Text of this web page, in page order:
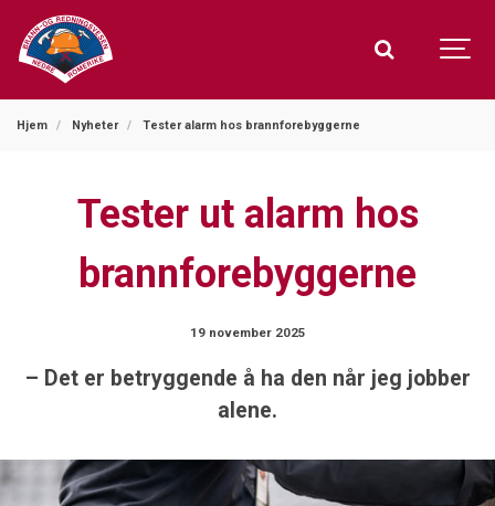
Hjem Nyheter Tester alarm hos brannforebyggerne
Tester ut alarm hos
brannforebyggerne
19 november 2025
– Det er betryggende å ha den når jeg jobber
alene.